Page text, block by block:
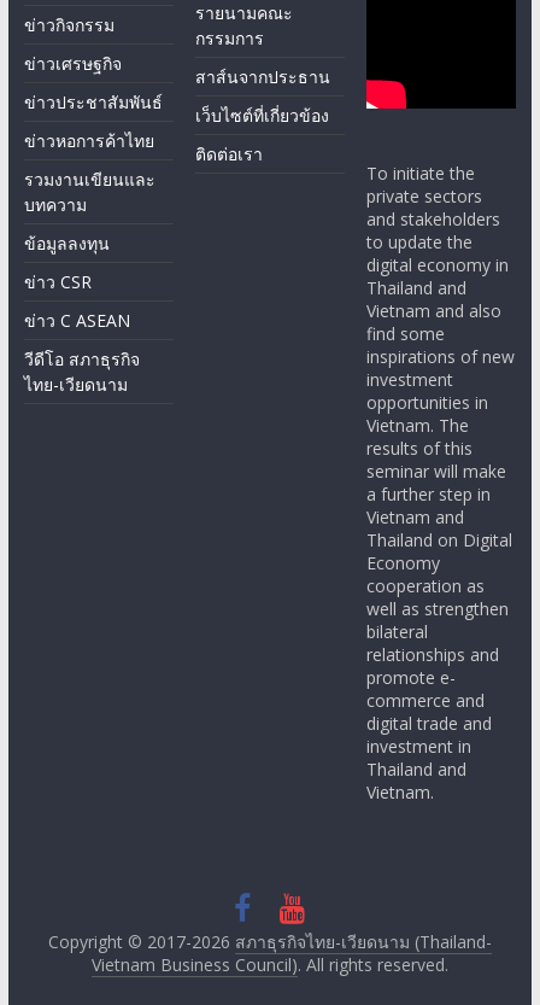
ข่าวกิจกรรม
ข่าวเศรษฐกิจ
ข่าวประชาสัมพันธ์
ข่าวหอการค้าไทย
รวมงานเขียนและ
บทความ
ข้อมูลลงทุน
ข่าว CSR
ข่าว C ASEAN
วีดีโอ สภาธุรกิจ
ไทย-เวียดนาม
รายนามคณะ
กรรมการ
สาส์นจากประธาน
เว็บไซต์ที่เกี่ยวข้อง
ติดต่อเรา
To initiate the
private sectors
and stakeholders
to update the
digital economy in
Thailand and
Vietnam and also
find some
inspirations of new
investment
opportunities in
Vietnam. The
results of this
seminar will make
a further step in
Vietnam and
Thailand on Digital
Economy
cooperation as
well as strengthen
bilateral
relationships and
promote e-
commerce and
digital trade and
investment in
Thailand and
Vietnam.
Copyright © 2017-2026 สภาธุรกิจไทย-เวียดนาม (Thailand-
Vietnam Business Council). All rights reserved.